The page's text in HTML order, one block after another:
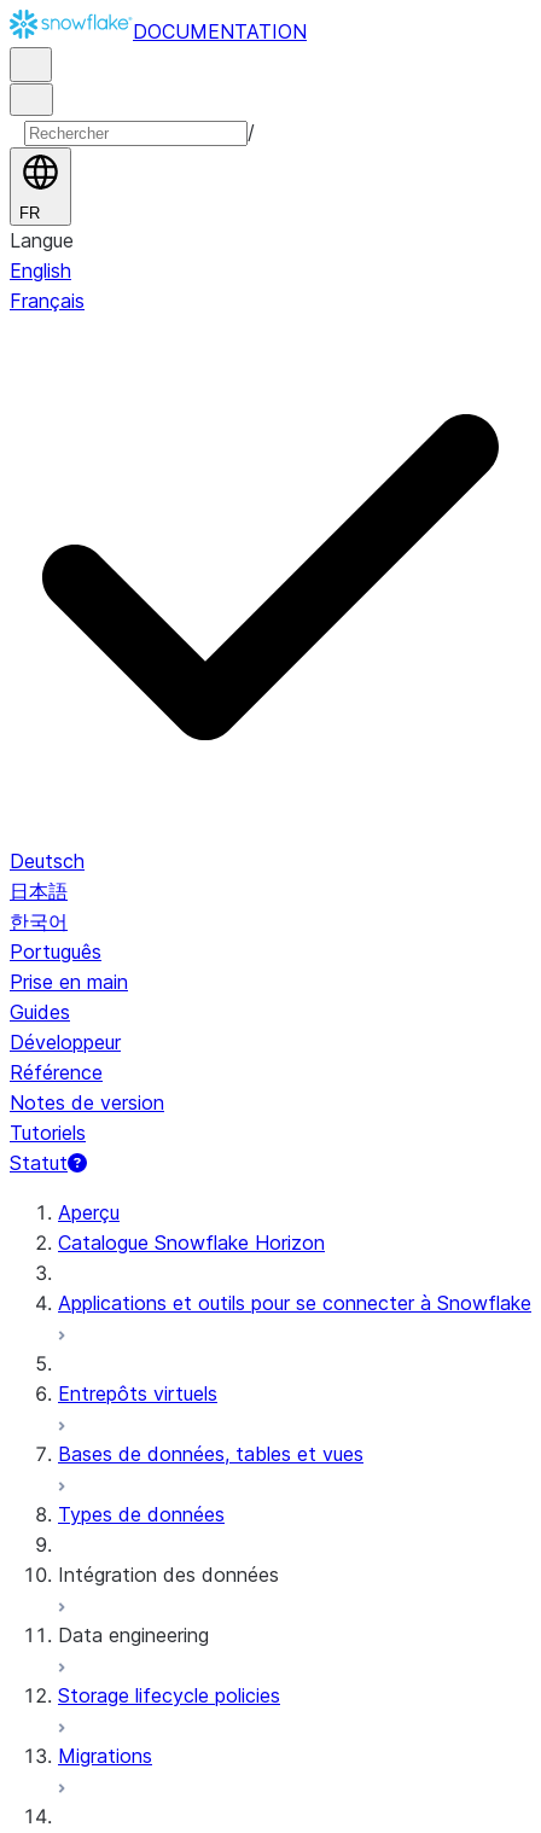
DOCUMENTATION
/
FR
Langue
English
Français
Deutsch
日本語
한국어
Português
Prise en main
Guides
Développeur
Référence
Notes de version
Tutoriels
Statut
Aperçu
Catalogue Snowflake Horizon
Applications et outils pour se connecter à Snowflake
Entrepôts virtuels
Bases de données, tables et vues
Types de données
Intégration des données
Snowflake Openflow
Apache Iceberg™
Data engineering
Chargement des données
Tables dynamiques
Storage lifecycle policies
Migrations